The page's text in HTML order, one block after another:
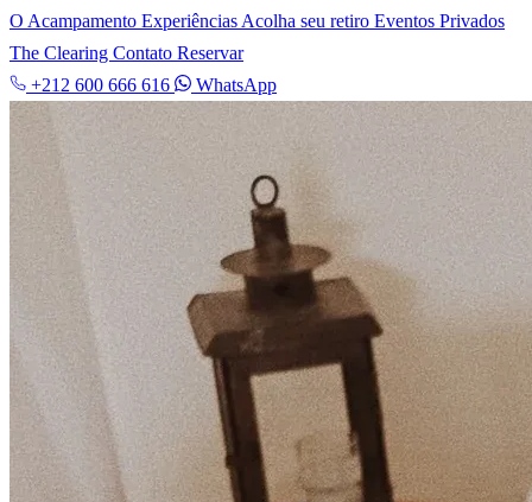
O Acampamento Experiências Acolha seu retiro Eventos Privados
The Clearing Contato Reservar
+212 600 666 616
WhatsApp